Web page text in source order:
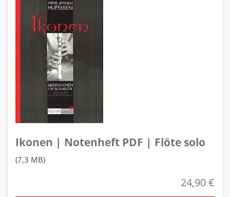
Ikonen | Notenheft PDF | Flöte solo
(7,3 MB)
24,90 €